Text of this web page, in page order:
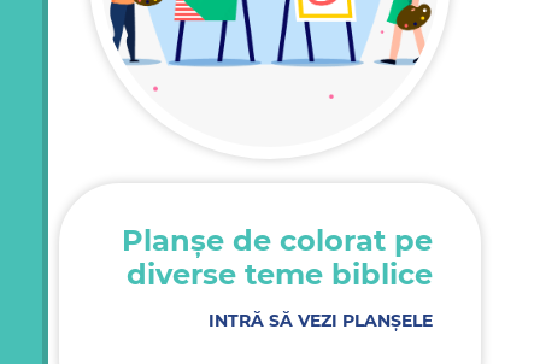
Planșe de colorat pe
diverse teme biblice
INTRĂ SĂ VEZI PLANȘELE